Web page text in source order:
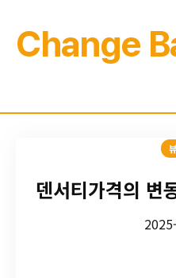
Change
덴서티가격의 변